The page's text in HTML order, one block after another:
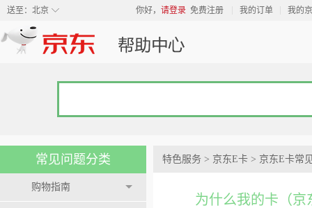
◇
送至： 北京 你好， 请登录 免费注册 我的订单 我的
常见问题分类
购物指南
特色服务 > 京东E卡 > 京东E卡常
为什么我的卡（京